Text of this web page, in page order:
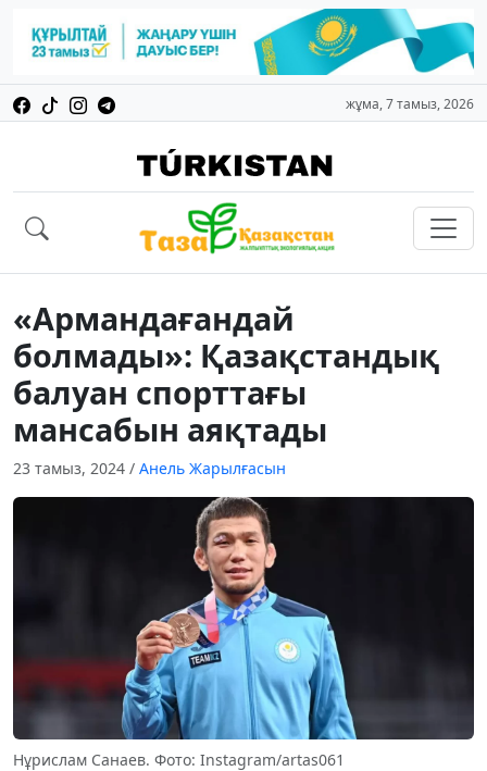
жұма, 7 тамыз, 2026
«Армандағандай
болмады»: Қазақстандық
балуан спорттағы
мансабын аяқтады
23 тамыз, 2024 / Анель Жарылғасын
Нұрислам Санаев. Фото: Instagram/artas061